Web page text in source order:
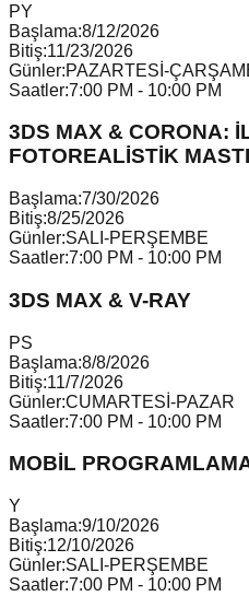
PY
Başlama:8/12/2026
Bitiş:11/23/2026
Günler:PAZARTESİ-
Saatler:7:00 PM - 10:00 PM
3DS MAX & CORONA:
FOTOREALİSTİK
Başlama:7/30/2026
Bitiş:8/25/2026
Günler:SALI-PERŞEMBE
Saatler:7:00 PM - 10:00 PM
3DS MAX & V-RAY
PS
Başlama:8/8/2026
Bitiş:11/7/2026
Günler:CUMARTESİ-PAZAR
Saatler:7:00 PM - 10:00 PM
MOBİL
Y
Başlama:9/10/2026
Bitiş:12/10/2026
Günler:SALI-PERŞEMBE
Saatler:7:00 PM - 10:00 PM